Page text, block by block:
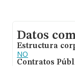
Datos
Estructura
NO
Contratos